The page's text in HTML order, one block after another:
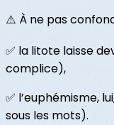
⚠️ À ne pas
✅ la litote laisse
complice),
✅ l’euphémisme,
sous les mots).